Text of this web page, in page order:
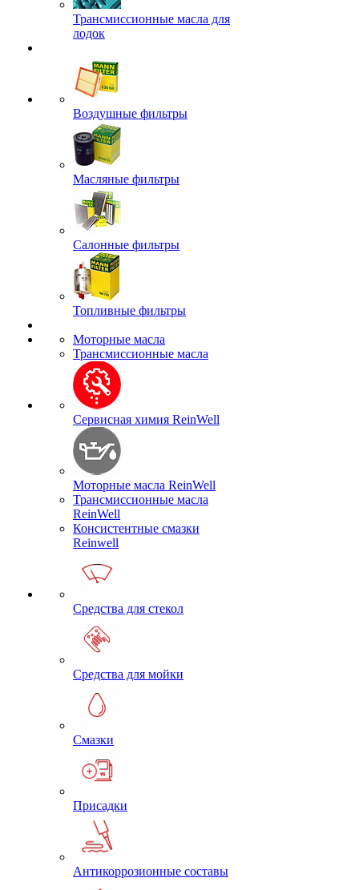
Трансмиссионные масла для
лодок
Воздушные фильтры
Масляные фильтры
Салонные фильтры
Топливные фильтры
Моторные масла
Трансмиссионные масла
Сервисная химия ReinWell
Моторные масла ReinWell
Трансмиссионные масла
ReinWell
Консистентные смазки
Reinwell
Средства для стекол
Средства для мойки
Смазки
Присадки
Антикоррозионные составы